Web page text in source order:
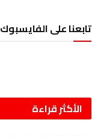
تابعنا على الفايسبوك
الأكثر قراءة